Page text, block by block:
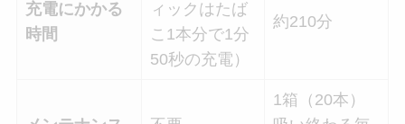
充電にかかる
時間
ィックはたば
こ1本分で1分
50秒の充電）
約210分
1箱（20本）